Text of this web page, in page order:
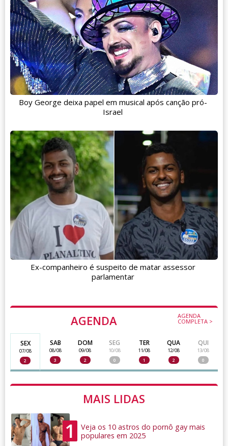
AGENDA AGENDA
COMPLETA >
SEX
07/08
2
SAB
08/08
3
DOM
09/08
2
SEG
10/08
0
TER
11/08
1
QUA
12/08
2
QUI
13/08
0
MAIS LIDAS
1
Veja os 10 astros do pornô gay mais
populares em 2025
Boy George deixa papel em musical após canção pró-
Israel
Ex-companheiro é suspeito de matar assessor
parlamentar